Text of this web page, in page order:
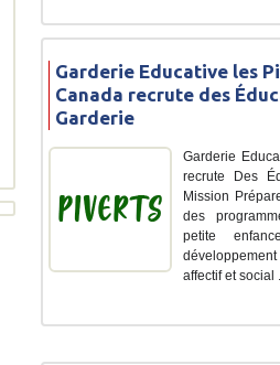
Garderie Educative les
Canada recrute des
Garderie
Garderie
recrute Des
Mission
des
petite
affectif et social